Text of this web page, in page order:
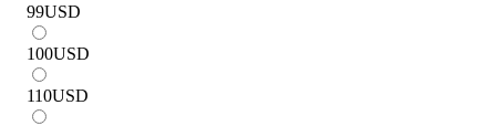
99USD
100USD
110USD